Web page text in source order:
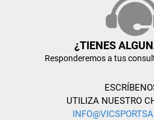
¿TIENES
Responderemos a tus
UTILIZA NUESTRO